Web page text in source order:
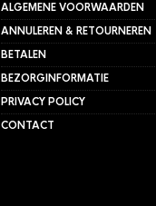
ALGEMENE VOORWAARDEN
ANNULEREN & RETOURNEREN
BETALEN
BEZORGINFORMATIE
PRIVACY POLICY
CONTACT